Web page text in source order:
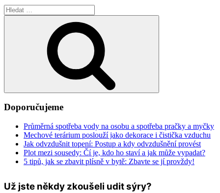
Hledat:
Doporučujeme
Průměrná spotřeba vody na osobu a spotřeba pračky a myčky
Mechové terárium poslouží jako dekorace i čistička vzduchu
Jak odvzdušnit topení: Postup a kdy odvzdušnění provést
Plot mezi sousedy: Čí je, kdo ho staví a jak může vypadat?
5 tipů, jak se zbavit plísně v bytě: Zbavte se jí provždy!
Už jste někdy zkoušeli udit sýry?